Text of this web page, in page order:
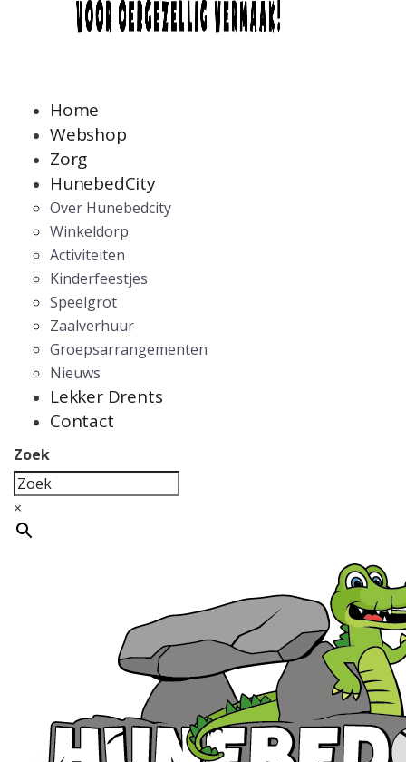
Home
Webshop
Zorg
HunebedCity
Over Hunebedcity
Winkeldorp
Activiteiten
Kinderfeestjes
Speelgrot
Zaalverhuur
Groepsarrangementen
Nieuws
Lekker Drents
Contact
Zoek
×